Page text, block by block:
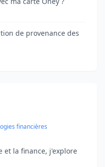
de provenance des
financières
et la finance, j'explore